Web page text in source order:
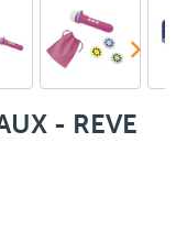
- REVE